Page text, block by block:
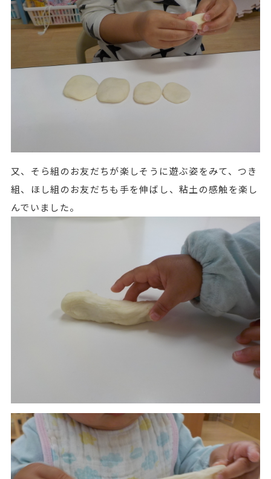
又、そら組のお友だちが楽しそうに遊ぶ姿をみて、つき
組、ほし組のお友だちも手を伸ばし、粘土の感触を楽し
んでいました。